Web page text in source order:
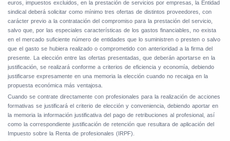
euros, impuestos excluidos, en la prestación de servicios por empresas, la Entidad
sindical deberá solicitar como mínimo tres ofertas de distintos proveedores, con
carácter previo a la contratación del compromiso para la prestación del servicio,
salvo que, por las especiales características de los gastos financiables, no exista
en el mercado suficiente número de entidades que lo suministren o presten o salvo
que el gasto se hubiera realizado o comprometido con anterioridad a la firma del
presente. La elección entre las ofertas presentadas, que deberán aportarse en la
justificación, se realizará conforme a criterios de eficiencia y economía, debiendo
justificarse expresamente en una memoria la elección cuando no recaiga en la
propuesta económica más ventajosa.
Cuando se contrate directamente con profesionales para la realización de acciones
formativas se justificará el criterio de elección y conveniencia, debiendo aportar en
la memoria la información justificativa del pago de retribuciones al profesional, así
como la correspondiente justificación de retención que resultara de aplicación del
Impuesto sobre la Renta de profesionales (IRPF).